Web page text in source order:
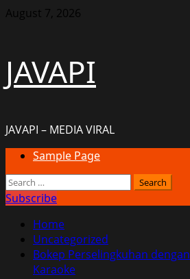
Skip
August 7, 2026
JAVAPI
JAVAPI – MEDIA VIRAL
PrimarySample Page
Search
for:
Subscribe
Home
Uncategorized
Bokep Perselingkuhan
Karaoke